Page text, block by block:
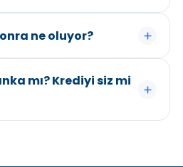
ne oluyor?
mı? Krediyi siz mi